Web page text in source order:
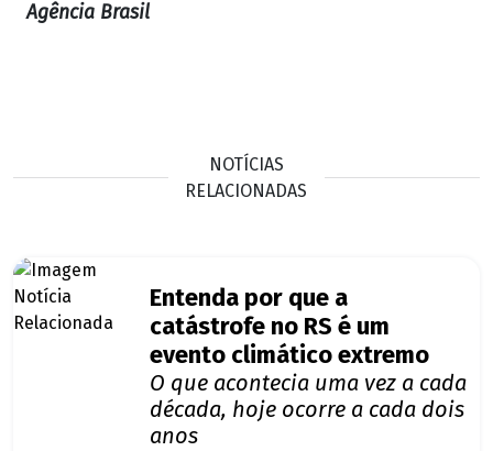
Agência Brasil
NOTÍCIAS
RELACIONADAS
Entenda por que a
catástrofe no RS é um
evento climático extremo
O que acontecia uma vez a cada
década, hoje ocorre a cada dois
anos